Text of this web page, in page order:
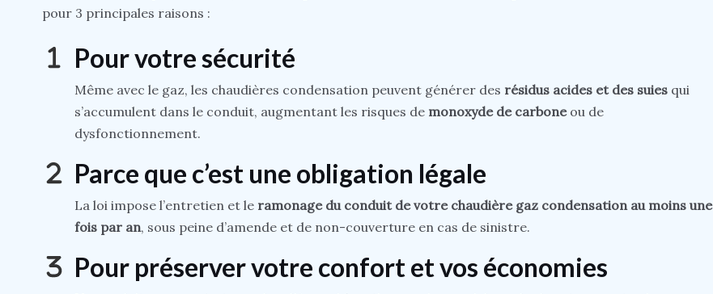
pour 3 principales raisons :
Pour votre sécurité
Même avec le gaz, les chaudières condensation peuvent générer des résidus acides et des suies qui
s’accumulent dans le conduit, augmentant les risques de monoxyde de carboneou de
dysfonctionnement.
Parce que c’est une obligation légale
La loi impose l’entretien et le ramonage du conduit de votre chaudière gaz condensation au moins une
fois par an, sous peine d’amende et de non-couverture en cas de sinistre.
Pour préserver votre confort et vos économies